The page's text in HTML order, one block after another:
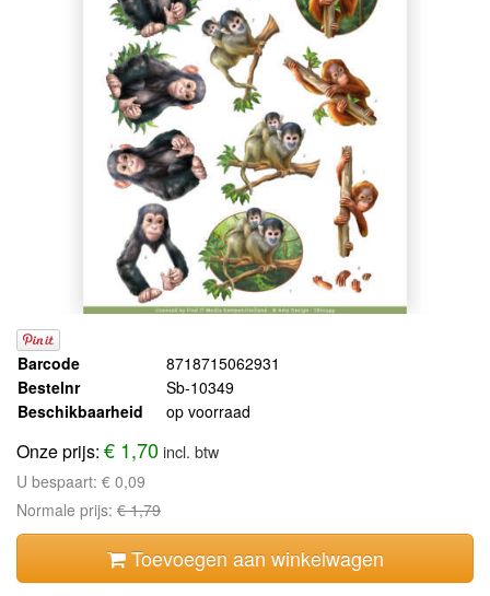
Barcode
8718715062931
Bestelnr
Sb-10349
Beschikbaarheid
op voorraad
Onze prijs: € 1,70incl. btw
U bespaart: € 0,09
Normale prijs: € 1,79
Toevoegen aan winkelwagen